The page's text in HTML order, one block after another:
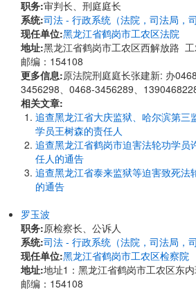
职务:审判长、刑庭庭长
系统:司法 - 行政系统（法院，司法局，
现任单位:黑龙江省鹤岗市工农区法院
地址:黑龙江省鹤岗市工农区西解放路
邮编：154108
更多信息:原法院刑庭庭长张建新: 办
3456298、0468-3456289、
相关文章:
追查黑龙江省大庆监狱、哈尔滨第三
学员王树森的责任人
追查黑龙江省鹤岗市迫害法轮功学员
任人的通告
追查黑龙江省泰来监狱等迫害致死法
的通告
罗玉波
职务:原检察长、公诉人
系统:司法 - 行政系统（法院，司法局，
现任单位:黑龙江省鹤岗市工农区检察院
地址:地址1：黑龙江省鹤岗市工农区东
邮编：154108